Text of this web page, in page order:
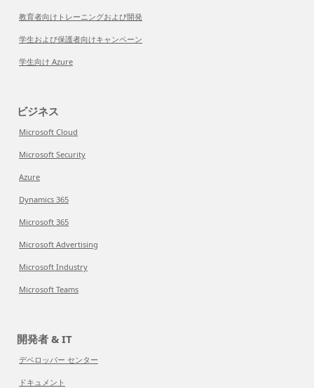
教育者向けトレーニングおよび開発
学生および保護者向けキャンペーン
学生向け Azure
ビジネス
Microsoft Cloud
Microsoft Security
Azure
Dynamics 365
Microsoft 365
Microsoft Advertising
Microsoft Industry
Microsoft Teams
開発者 & IT
デベロッパー センター
ドキュメント